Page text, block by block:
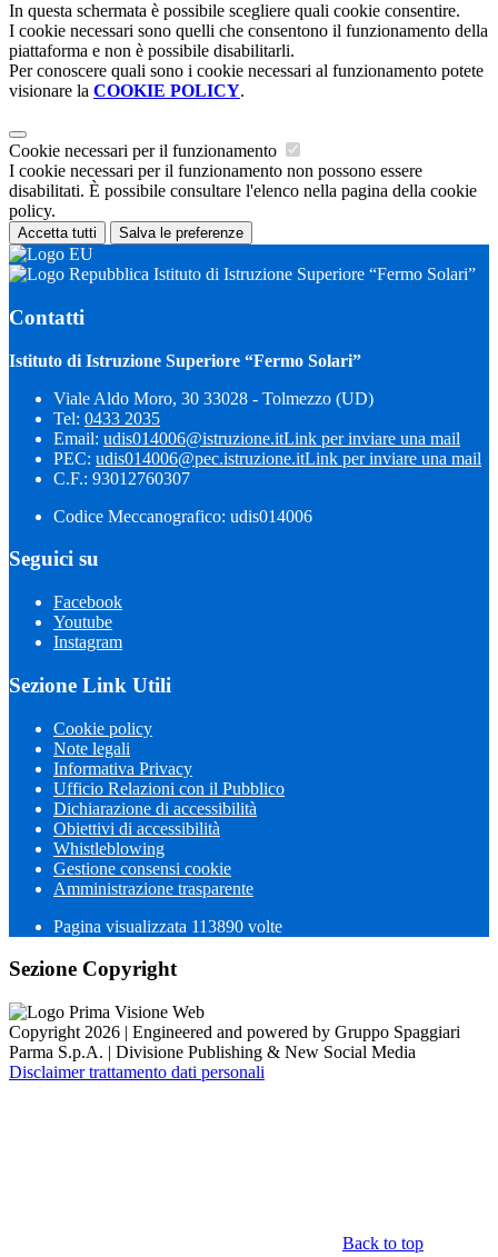
In questa schermata è possibile scegliere quali cookie consentire.
I cookie necessari sono quelli che consentono il funzionamento della
piattaforma e non è possibile disabilitarli.
Per conoscere quali sono i cookie necessari al funzionamento potete
visionare la COOKIE POLICY.
Cookie necessari per il funzionamento
I cookie necessari per il funzionamento non possono essere
disabilitati. È possibile consultare l'elenco nella pagina della cookie
policy.
Accetta tutti Salva le preferenze
Istituto di Istruzione Superiore “Fermo Solari”
Contatti
Istituto di Istruzione Superiore “Fermo Solari”
Viale Aldo Moro, 30 33028 - Tolmezzo (UD)
Tel: 0433 2035
Email: udis014006@istruzione.itLink per inviare una mail
PEC: udis014006@pec.istruzione.itLink per inviare una mail
C.F.: 93012760307
Codice Meccanografico: udis014006
Seguici su
Facebook
Youtube
Instagram
Sezione Link Utili
Cookie policy
Note legali
Informativa Privacy
Ufficio Relazioni con il Pubblico
Dichiarazione di accessibilità
Obiettivi di accessibilità
Whistleblowing
Gestione consensi cookie
Amministrazione trasparente
Pagina visualizzata 113890 volte
Sezione Copyright
Copyright 2026 | Engineered and powered by Gruppo Spaggiari
Parma S.p.A. | Divisione Publishing & New Social Media
Disclaimer trattamento dati personali
Back to top